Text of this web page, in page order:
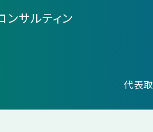
サルティン
代表